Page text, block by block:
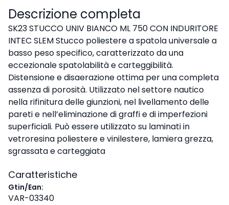
Descrizione completa
SK23 STUCCO UNIV BIANCO ML 750 CON INDURITORE
INTEC SLEM Stucco poliestere a spatola universale a
basso peso specifico, caratterizzato da una
eccezionale spatolabilità e carteggibilità.
Distensione e disaerazione ottima per una completa
assenza di porosità. Utilizzato nel settore nautico
nella rifinitura delle giunzioni, nel livellamento delle
pareti e nell’eliminazione di graffi e di imperfezioni
superficiali. Può essere utilizzato su laminati in
vetroresina poliestere e vinilestere, lamiera grezza,
sgrassata e carteggiata
Caratteristiche
Gtin/Ean:
VAR-03340